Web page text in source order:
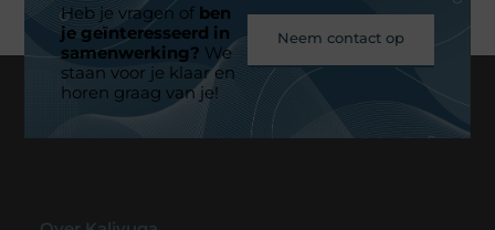
Heb je vragen ofben
je geïnteresseerd in
samenwerking? We
staan voor je klaar en
horen graag van je!
Neem contact op